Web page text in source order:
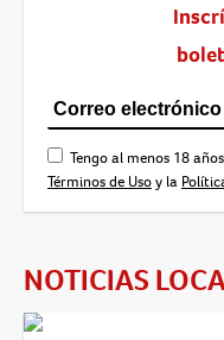
Tengo al menos 18
Términos de Usoy la
NOTICIAS